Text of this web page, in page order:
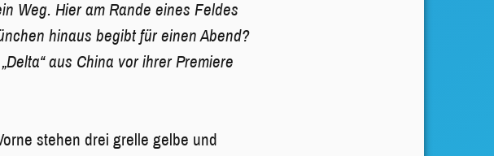
Weg. Hier am Rande eines Feldes
hinaus begibt für einen Abend?
aus China vor ihrer Premiere
stehen drei grelle gelbe und